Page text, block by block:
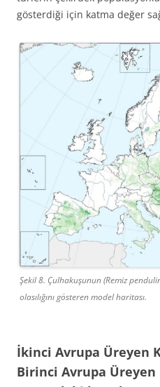
gösterdiği için katma değer
Şekil 8. Çulhakuşunun (Remiz
olasılığını gösteren model haritası.
İkinci Avrupa Üreyen
Birinci Avrupa Üreyen